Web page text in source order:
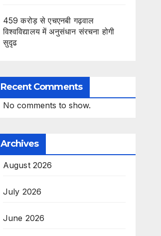
459 करोड़ से एचएनबी गढ़वाल
विश्वविद्यालय में अनुसंधान संरचना होगी
सुदृढ
Recent Comments
No comments to show.
Archives
August 2026
July 2026
June 2026